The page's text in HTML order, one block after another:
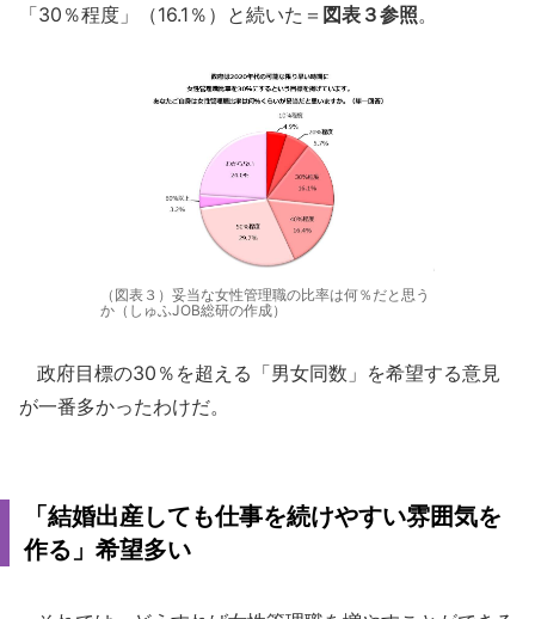
「30％程度」（16.1％）と続いた＝ 図表３参照。
（図表３）妥当な女性管理職の比率は何％だと思う
か（しゅふJOB総研の作成）
政府目標の30％を超える「男女同数」を希望する意見
が一番多かったわけだ。
「結婚出産しても仕事を続けやすい雰囲気を
作る」希望多い